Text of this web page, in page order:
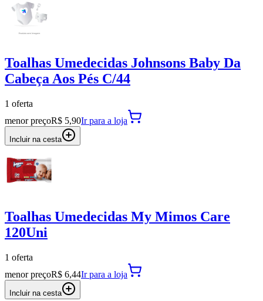
Toalhas Umedecidas Johnsons Baby Da
Cabeça Aos Pés C/44
1 oferta
menor preçoR$ 5,90Ir para a loja
Incluir na cesta
Toalhas Umedecidas My Mimos Care
120Uni
1 oferta
menor preçoR$ 6,44Ir para a loja
Incluir na cesta